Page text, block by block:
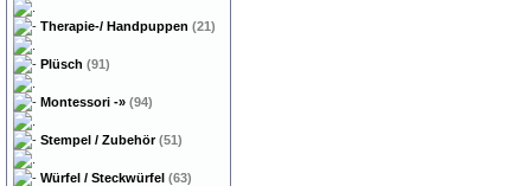
Therapie-/ Handpuppen (21)
Plüsch (91)
Montessori -» (94)
Stempel / Zubehör(51)
Würfel / Steckwürfel (63)